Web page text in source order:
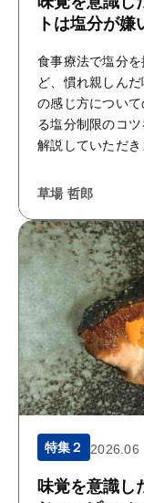
トは塩分が
食事療法で塩分
ど、慣れ親しん
の感じ方につい
る塩分制限のコ
解説していただき
草場 哲郎
特集２ 2026.06
味覚を意識